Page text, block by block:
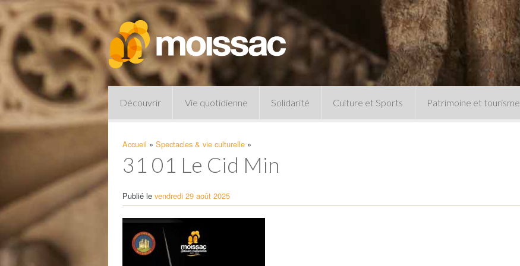
Découvrir Vie quotidienne
Pharmacies de garde
Solidarité Culture et Sports Patrimoine et tourisme
Le musée
Accueil » Spectacles & vie culturelle »
31 01 Le Cid Min
Publié le vendredi 29 août 2025